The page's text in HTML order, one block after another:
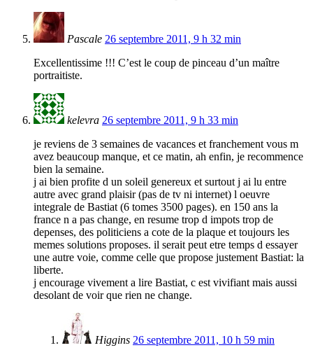
Pascale 26 septembre 2011, 9 h 32 min
Excellentissime !!! C’est le coup de pinceau d’un maître
portraitiste.
kelevra 26 septembre 2011, 9 h 33 min
je reviens de 3 semaines de vacances et franchement vous m
avez beaucoup manque, et ce matin, ah enfin, je recommence
bien la semaine.
j ai bien profite d un soleil genereux et surtout j ai lu entre
autre avec grand plaisir (pas de tv ni internet) l oeuvre
integrale de Bastiat (6 tomes 3500 pages). en 150 ans la
france n a pas change, en resume trop d impots trop de
depenses, des politiciens a cote de la plaque et toujours les
memes solutions proposes. il serait peut etre temps d essayer
une autre voie, comme celle que propose justement Bastiat: la
liberte.
j encourage vivement a lire Bastiat, c est vivifiant mais aussi
desolant de voir que rien ne change.
Higgins 26 septembre 2011, 10 h 59 min